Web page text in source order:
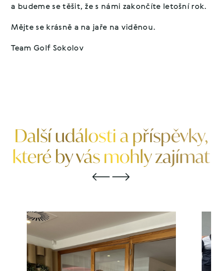
a budeme se těšit, že s námi zakončíte letošní rok.
Mějte se krásně a na jaře na viděnou.
Team Golf Sokolov
Další události a příspěvky,
které by vás mohly zajímat